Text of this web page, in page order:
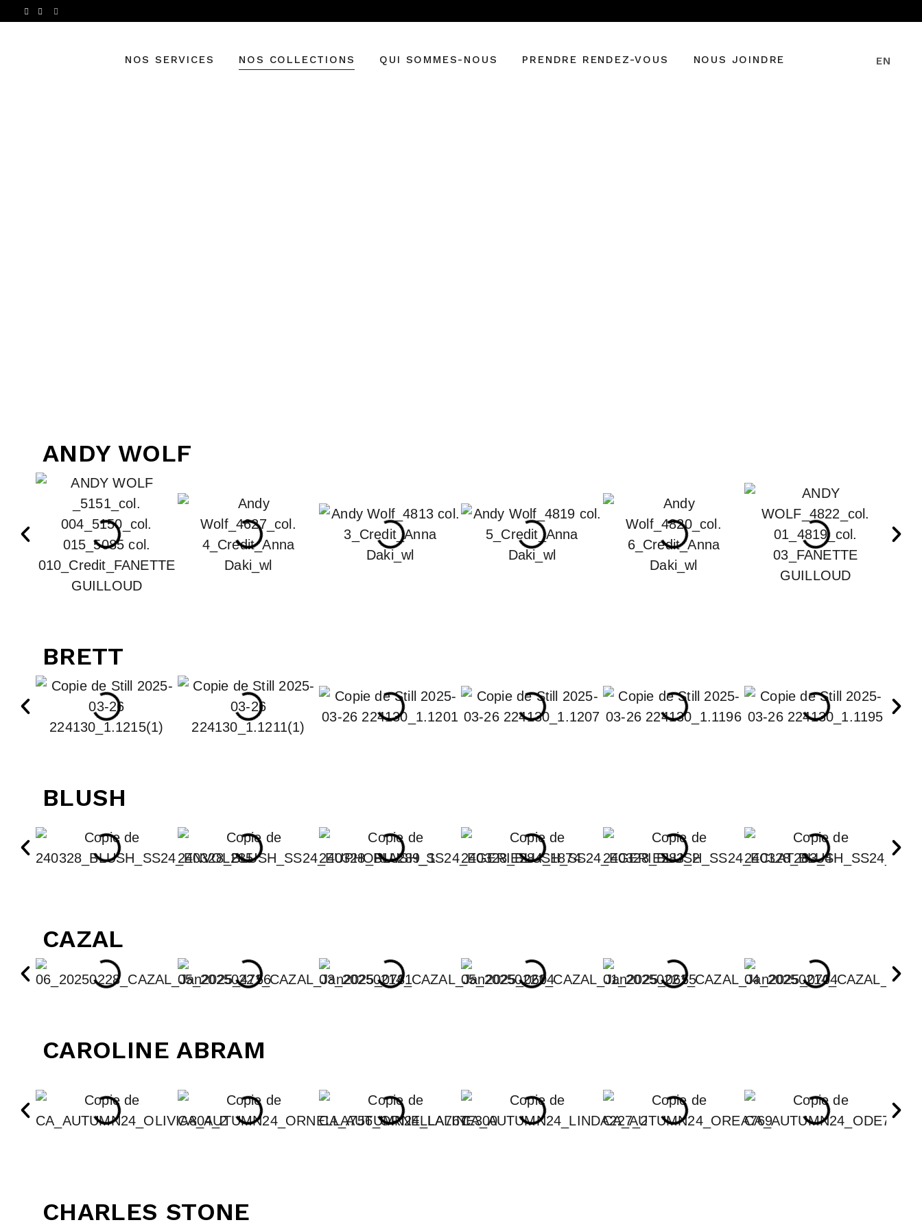
NOS SERVICES NOS COLLECTIONS QUI SOMMES-NOUS PRENDRE RENDEZ-VOUS NOUS JOINDRE EN
ANDY WOLF
BRETT
BLUSH
CAZAL
CAROLINE ABRAM
CHARLES STONE